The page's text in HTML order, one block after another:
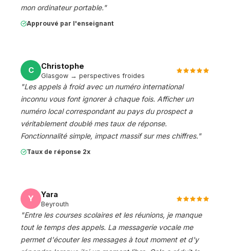
mon ordinateur portable."
Approuvé par l'enseignant
C Christophe
Glasgow → perspectives froides
"Les appels à froid avec un numéro international
inconnu vous font ignorer à chaque fois. Afficher un
numéro local correspondant au pays du prospect a
véritablement doublé mes taux de réponse.
Fonctionnalité simple, impact massif sur mes chiffres."
Taux de réponse 2x
Y Yara
Beyrouth
"Entre les courses scolaires et les réunions, je manque
tout le temps des appels. La messagerie vocale me
permet d'écouter les messages à tout moment et d'y